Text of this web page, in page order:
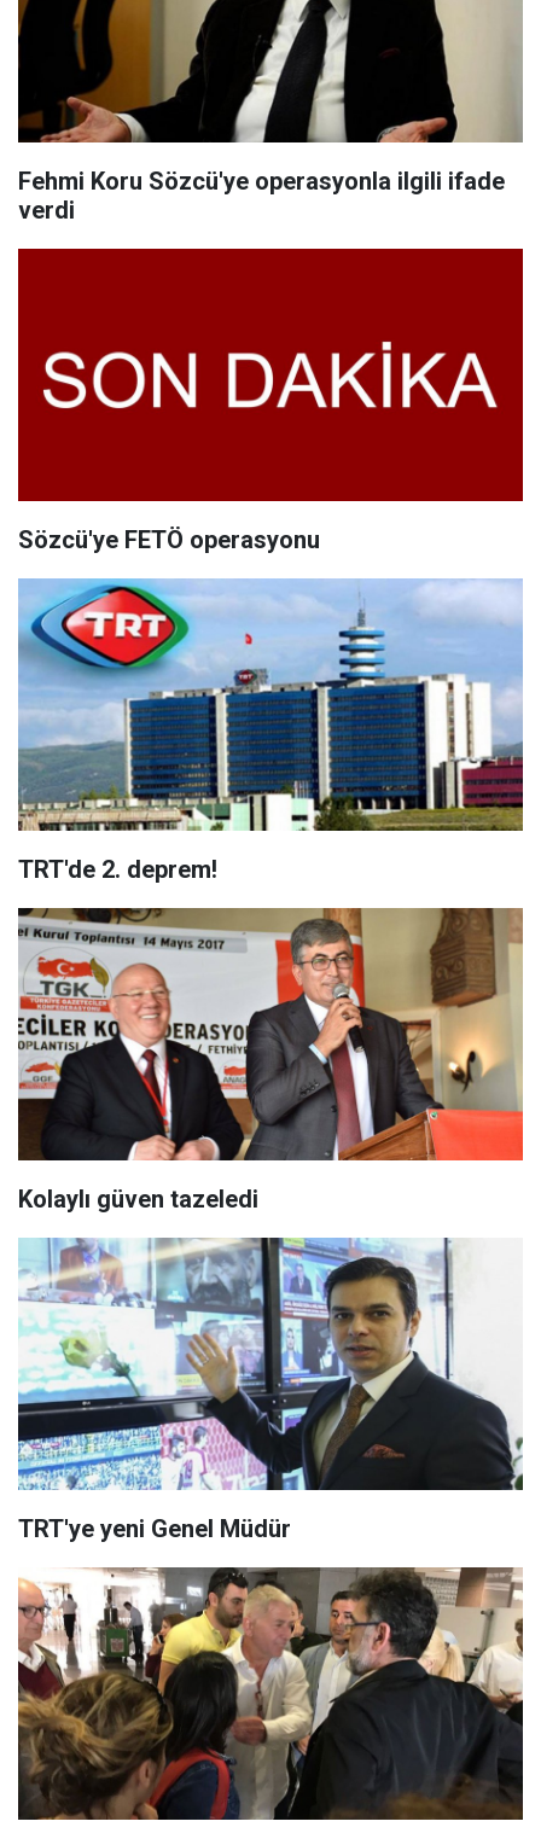
Fehmi Koru Sözcü'ye operasyonla ilgili ifade
verdi
Sözcü'ye FETÖ operasyonu
TRT'de 2. deprem!
Kolaylı güven tazeledi
TRT'ye yeni Genel Müdür